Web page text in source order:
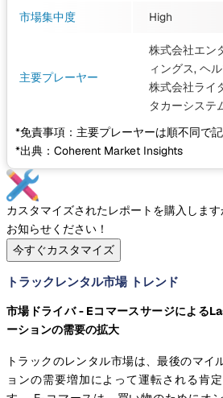
市場集中度 High
主要プレーヤー
株式会社エン
ィングス, ヘ
株式会社ライ
タカーシステ
*免責事項：主要プレーヤーは順不同で記
*出典：Coherent Market Insights
カスタマイズされたレポートを購入しま
お知らせください！
今すぐカスタマイズ
トラックレンタル市場 トレンド
市場ドライバ - Eコマースサージによる
ーションの需要の拡大
トラックのレンタル市場は、最後のマイ
ョンの需要増加によって運転される肯